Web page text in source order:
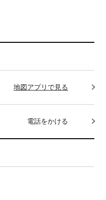
地図アプリで見る
電話をかける